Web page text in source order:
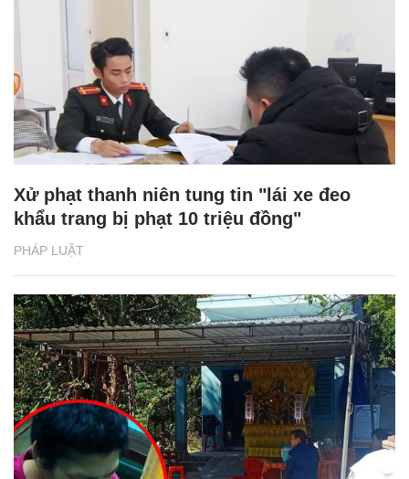
PHÁP LUẬT
Xử phạt thanh niên tung tin "lái xe đeo
khẩu trang bị phạt 10 triệu đồng"